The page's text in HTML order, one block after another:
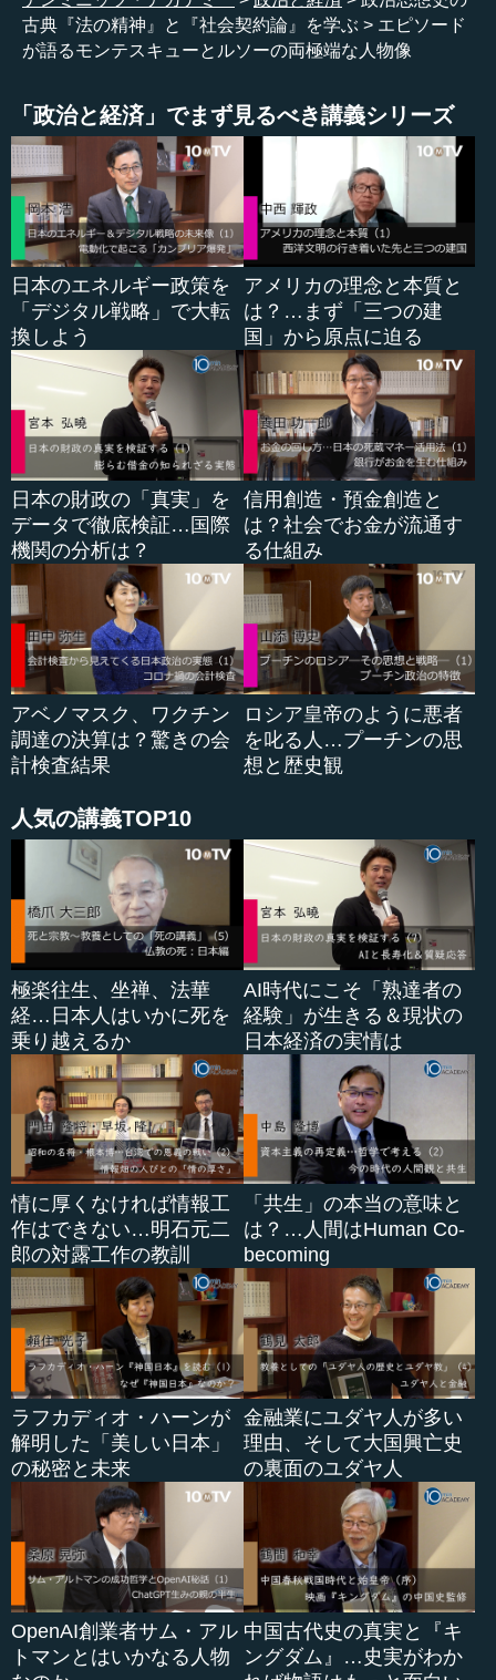
古典『法の精神』と『社会契約論』を学ぶ
エピソード
が語るモンテスキューとルソーの両極端な人物像
「政治と経済」でまず見るべき講義シリーズ
日本のエネルギー政策を
「デジタル戦略」で大転
換しよう
アメリカの理念と本質と
は？…まず「三つの建
国」から原点に迫る
日本の財政の「真実」を
データで徹底検証…国際
機関の分析は？
信用創造・預金創造と
は？社会でお金が流通す
る仕組み
アベノマスク、ワクチン
調達の決算は？驚きの会
計検査結果
ロシア皇帝のように悪者
を叱る人…プーチンの思
想と歴史観
人気の講義TOP10
極楽往生、坐禅、法華
経…日本人はいかに死を
乗り越えるか
AI時代にこそ「熟達者の
経験」が生きる＆現状の
日本経済の実情は
情に厚くなければ情報工
作はできない…明石元二
郎の対露工作の教訓
「共生」の本当の意味と
は？…人間はHuman Co-
becoming
ラフカディオ・ハーンが
解明した「美しい日本」
の秘密と未来
金融業にユダヤ人が多い
理由、そして大国興亡史
の裏面のユダヤ人
OpenAI創業者サム・アル
トマンとはいかなる人物
中国古代史の真実と『キ
ングダム』…史実がわか